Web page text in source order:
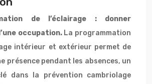
de l’éclairage : donner
occupation. La programmation
intérieur et extérieur permet de
présence pendant les absences, un
dans la prévention cambriolage